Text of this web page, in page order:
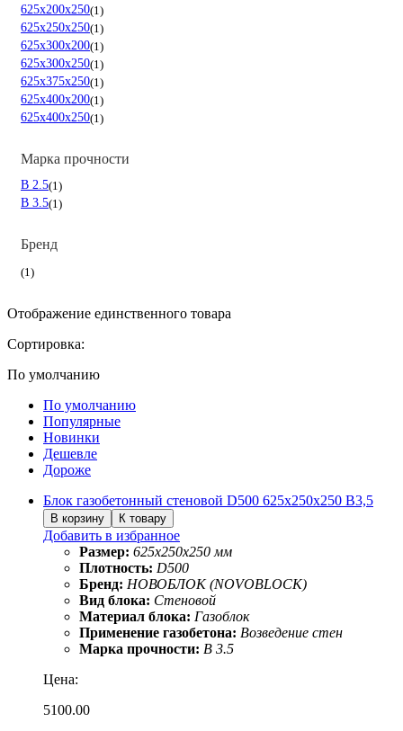
625х200х250 1
625х250х250 1
625х300х200 1
625х300х250 1
625х375х250 1
625х400х200 1
625х400х250 1
Марка прочности
B 2.5 1
B 3.5 1
Бренд
1
Отображение единственного товара
Сортировка:
По умолчанию
По умолчанию
Популярные
Новинки
Дешевле
Дороже
Блок газобетонный стеновой D500 625х250х250 B3,5
Добавить в избранное
Размер: 625х250х250 мм
Плотность: D500
Бренд: НОВОБЛОК (NOVOBLOCK)
Вид блока: Стеновой
Материал блока: Газоблок
Применение газобетона: Возведение стен
Марка прочности: B 3.5
Цена:
5100.00